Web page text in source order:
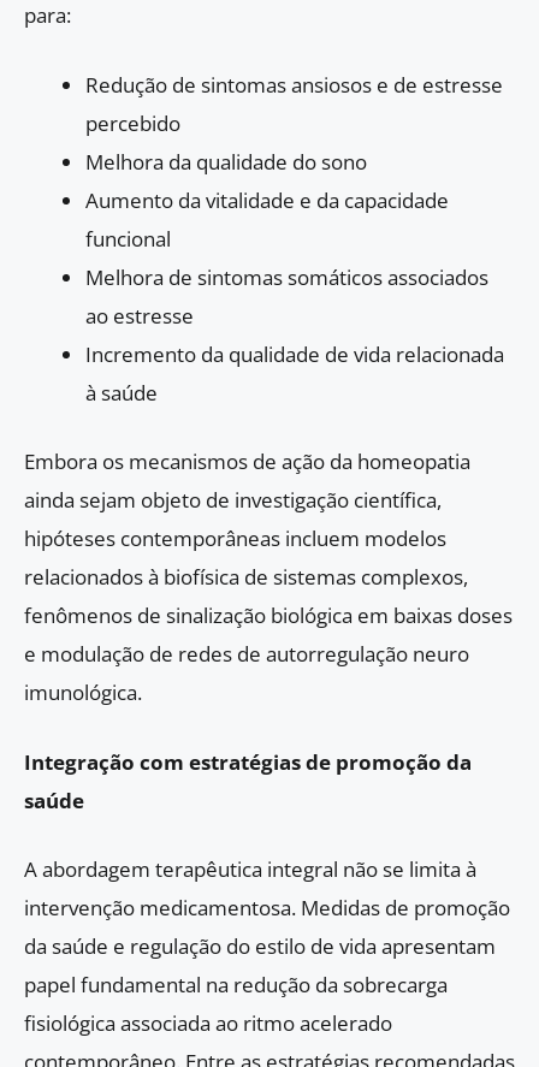
para:
Redução de sintomas ansiosos e de estresse
percebido
Melhora da qualidade do sono
Aumento da vitalidade e da capacidade
funcional
Melhora de sintomas somáticos associados
ao estresse
Incremento da qualidade de vida relacionada
à saúde
Embora os mecanismos de ação da homeopatia
ainda sejam objeto de investigação científica,
hipóteses contemporâneas incluem modelos
relacionados à biofísica de sistemas complexos,
fenômenos de sinalização biológica em baixas doses
e modulação de redes de autorregulação neuro
imunológica.
Integração com estratégias de promoção da
saúde
A abordagem terapêutica integral não se limita à
intervenção medicamentosa. Medidas de promoção
da saúde e regulação do estilo de vida apresentam
papel fundamental na redução da sobrecarga
fisiológica associada ao ritmo acelerado